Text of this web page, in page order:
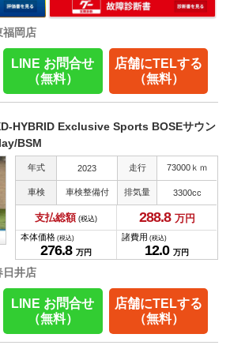
福岡店
LINE お問合せ
（無料）
店舗にTELする
（無料）
HYBRID Exclusive Sports BOSEサウン
BSM
年式 2023 走行 73000ｋｍ
車検 車検整備付 排気量 3300cc
支払総額 (税込) 288.8 万円
本体価格 (税込)
276.8 万円
諸費用 (税込)
12.0 万円
日井店
LINE お問合せ
（無料）
店舗にTELする
（無料）